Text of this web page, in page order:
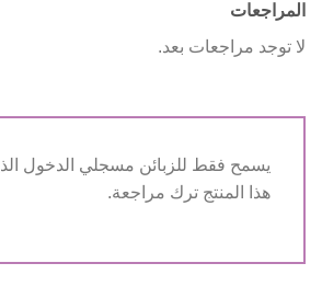
المراجعات
لا توجد مراجعات بعد.
يسمح فقط للزبائن مسجلي الدخول
هذا المنتج ترك مراجعة.